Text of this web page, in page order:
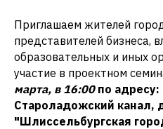
Приглашаем жителей
представителей бизнеса,
образовательных и иных
участие в проектном
марта, в 16:00по адресу:
Староладожский канал,
"Шлиссельбургская